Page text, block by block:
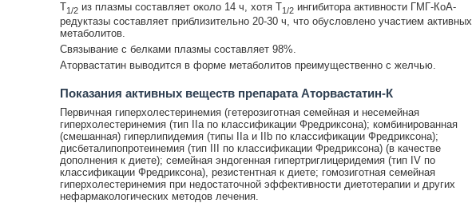
T1/2из плазмы составляет около 14 ч, хотя T1/2ингибитора активности ГМГ-КоА-
редуктазы составляет приблизительно 20-30 ч, что обусловлено участием активных
метаболитов.
Связывание с белками плазмы составляет 98%.
Аторвастатин выводится в форме метаболитов преимущественно с желчью.
Показания активных веществ препарата Аторвастатин-К
Первичная гиперхолестеринемия (гетерозиготная семейная и несемейная
гиперхолестеринемия (тип IIа по классификации Фредриксона); комбинированная
(смешанная) гиперлипидемия (типы IIа и IIb по классификации Фредриксона);
дисбеталипопротеинемия (тип III по классификации Фредриксона) (в качестве
дополнения к диете); семейная эндогенная гипертриглицеридемия (тип IV по
классификации Фредриксона), резистентная к диете; гомозиготная семейная
гиперхолестеринемия при недостаточной эффективности диетотерапии и других
нефармакологических методов лечения.